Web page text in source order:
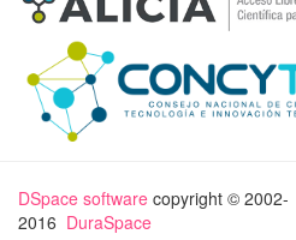
DSpace software copyright © 2002-
2016 DuraSpace